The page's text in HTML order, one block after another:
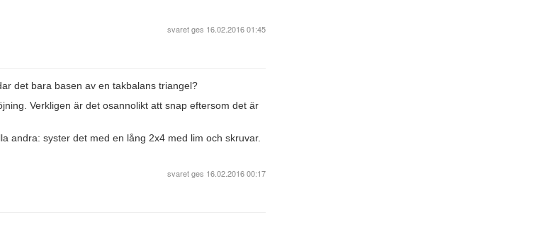
svaret ges 16.02.2016 01:45
det bara basen av en takbalans triangel?
Verkligen är det osannolikt att snap eftersom det är
andra: syster det med en lång 2x4 med lim och skruvar.
svaret ges 16.02.2016 00:17